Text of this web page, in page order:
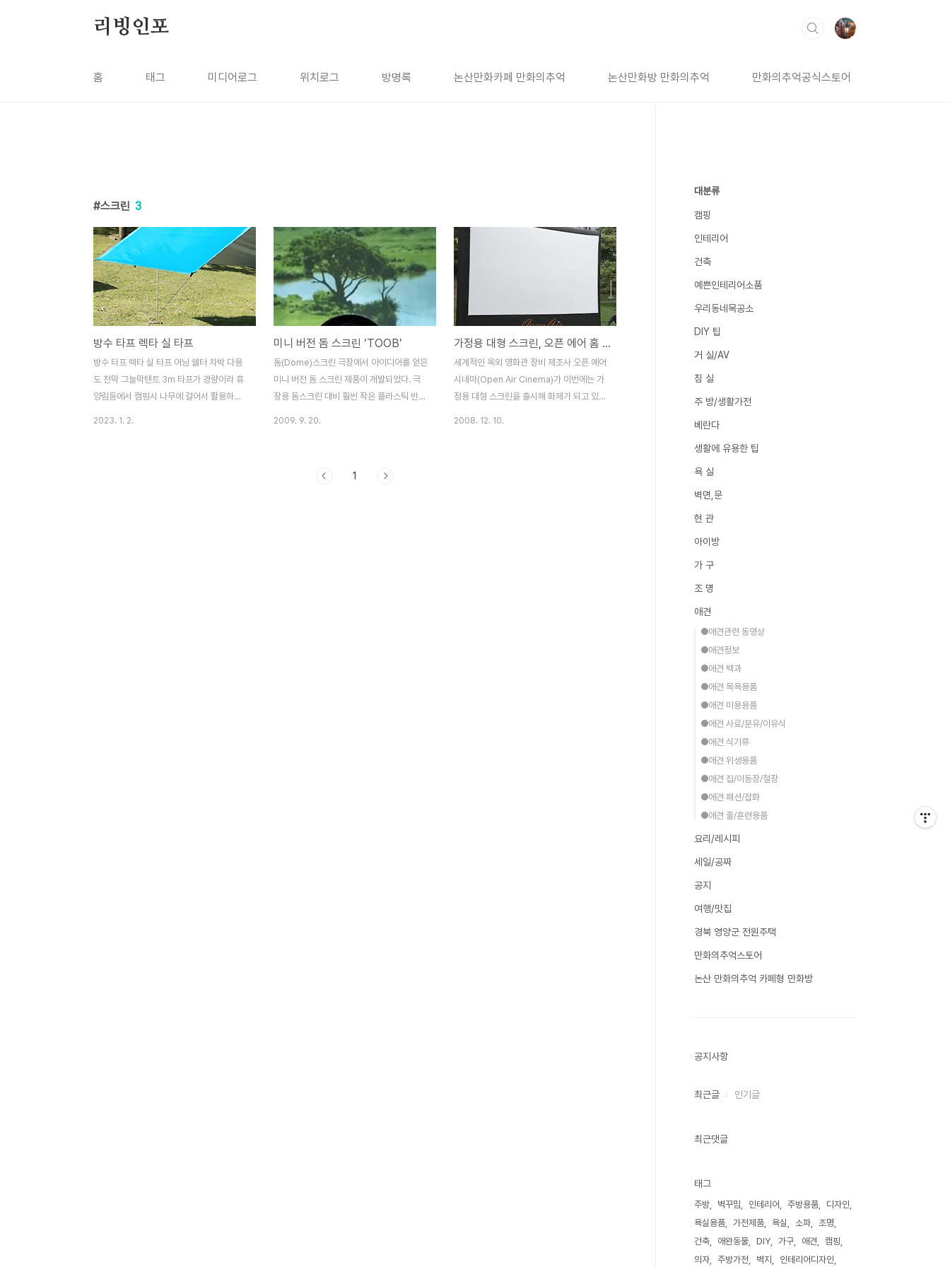
리빙인포
홈 태그 미디어로그 위치로그 방명록 논산만화카페 만화의추억 논산만화방 만화의추억 만화의추억공식스토어
스크린 3
방수 타프 렉타 실 타프
방수 타프 렉타 실 타프 어닝 쉘터 차박 다용
도 천막 그늘막텐트 3m 타프가 경량이라 휴
양림등에서 캠핑시 나무에 걸어서 활용하셔
2023. 1. 2.
미니 버전 돔 스크린 ‘TOOB’
돔(Dome)스크린 극장에서 아이디어를 얻은
미니 버전 돔 스크린 제품이 개발되었다. 극
장용 돔스크린 대비 훨씬 작은 플라스틱 반원
프로젝터상의 이미지를 스크린으로 영사한
2009. 9. 20.
가정용 대형 스크린, 오픈 에어 홈 스크린 ,우리집이 영화관으로..
세계적인 옥외 영화관 장비 제조사 오픈 에어
시네마(Open Air Cinema)가 이번에는 가
정용 대형 스크린을 출시해 화제가 되고 있
2008. 12. 10.
1
대분류
캠핑
인테리어
건축
예쁜인테리어소품
우리동네목공소
DIY 팁
거 실/AV
침 실
주 방/생활가전
베란다
생활에 유용한 팁
욕 실
벽면,문
현 관
아이방
가 구
조 명
애견
●애견관련 동영상
●애견정보
●애견 백과
●애견 목욕용품
●애견 미용용품
●애견 사료/분유/이유식
●애견 식기류
●애견 위생용품
●애견 집/이동장/철장
●애견 패션/잡화
●애견 줄/훈련용품
요리/레시피
세일/공짜
공지
여행/맛집
경북 영양군 전원주택
만화의추억스토어
논산 만화의추억 카페형 만화방
공지사항
최근글 인기글
최근댓글
태그
주방 벽꾸밈 인테리어 주방용품
디자인
욕실용품
가전제품 욕실 소파
조명
건축
애완동물 DIY 가구 애견
캠핑
의자
주방가전 벽지
인테리어디자인